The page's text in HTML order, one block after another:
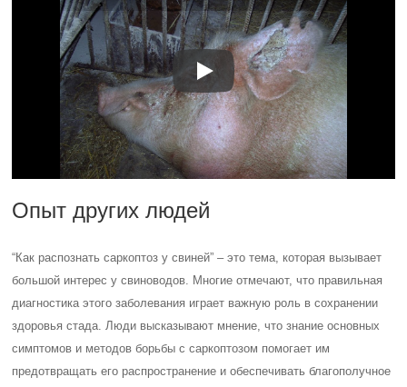
Опыт других людей
“Как распознать саркоптоз у свиней” – это тема, которая вызывает
большой интерес у свиноводов. Многие отмечают, что правильная
диагностика этого заболевания играет важную роль в сохранении
здоровья стада. Люди высказывают мнение, что знание основных
симптомов и методов борьбы с саркоптозом помогает им
предотвращать его распространение и обеспечивать благополучное